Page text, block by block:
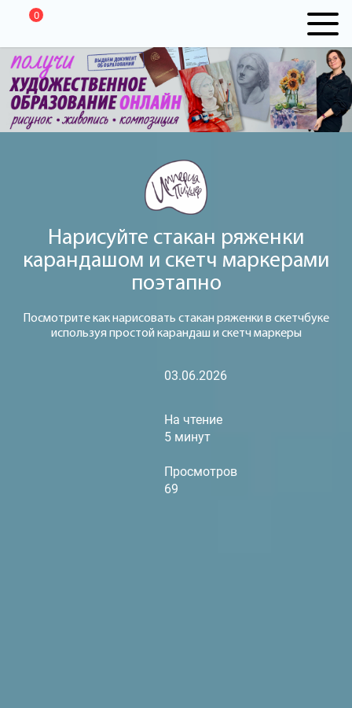
0
Нарисуйте стакан ряженки
карандашом и скетч маркерами
поэтапно
Посмотрите как нарисовать стакан ряженки в скетчбуке
используя простой карандаш и скетч маркеры
03.06.2026
На чтение
5 минут
Просмотров
69